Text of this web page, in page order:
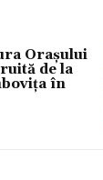
Orașului
de la
în